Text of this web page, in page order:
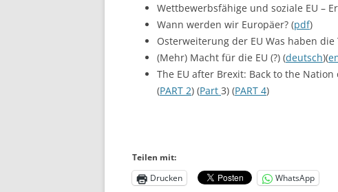
Wettbewerbsfähige und soziale EU –
Wann werden wir Europäer? (pdf)
Osterweiterung der EU Was haben
(Mehr) Macht für die EU (?) (deutsch)(
The EU after Brexit: Back to the Nation
(PART 2) (Part 3) (PART 4)
Teilen mit:
Drucken
WhatsApp